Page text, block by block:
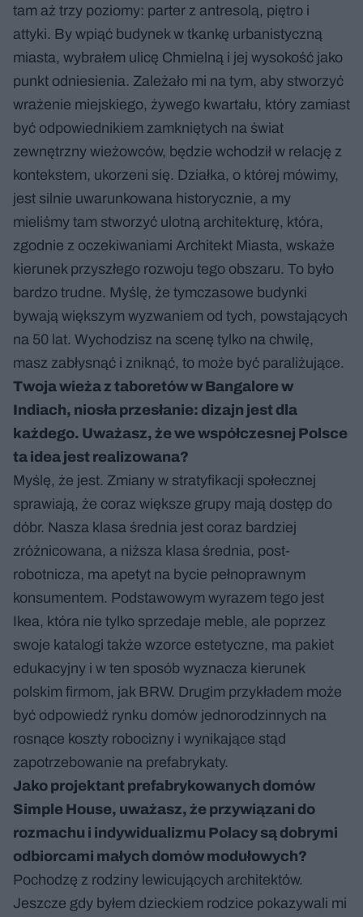
tam aż trzy poziomy: parter z antresolą, piętro i
attyki. By wpiąć budynek w tkankę urbanistyczną
miasta, wybrałem ulicę Chmielną i jej wysokość jako
punkt odniesienia. Zależało mi na tym, aby stworzyć
wrażenie miejskiego, żywego kwartału, który zamiast
być odpowiednikiem zamkniętych na świat
zewnętrzny wieżowców, będzie wchodził w relację z
kontekstem, ukorzeni się. Działka, o której mówimy,
jest silnie uwarunkowana historycznie, a my
mieliśmy tam stworzyć ulotną architekturę, która,
zgodnie z oczekiwaniami Architekt Miasta, wskaże
kierunek przyszłego rozwoju tego obszaru. To było
bardzo trudne. Myślę, że tymczasowe budynki
bywają większym wyzwaniem od tych, powstających
na 50 lat. Wychodzisz na scenę tylko na chwilę,
masz zabłysnąć i zniknąć, to może być paraliżujące.
Twoja wieża z taboretów w Bangalore w
Indiach, niosła przesłanie: dizajn jest dla
każdego. Uważasz, że we współczesnej Polsce
ta idea jest realizowana?
Myślę, że jest. Zmiany w stratyfikacji społecznej
sprawiają, że coraz większe grupy mają dostęp do
dóbr. Nasza klasa średnia jest coraz bardziej
zróżnicowana, a niższa klasa średnia, post-
robotnicza, ma apetyt na bycie pełnoprawnym
konsumentem. Podstawowym wyrazem tego jest
Ikea, która nie tylko sprzedaje meble, ale poprzez
swoje katalogi także wzorce estetyczne, ma pakiet
edukacyjny i w ten sposób wyznacza kierunek
polskim firmom, jak BRW. Drugim przykładem może
być odpowiedź rynku domów jednorodzinnych na
rosnące koszty robocizny i wynikające stąd
zapotrzebowanie na prefabrykaty.
Jako projektant prefabrykowanych domów
Simple House, uważasz, że przywiązani do
rozmachu i indywidualizmu Polacy są dobrymi
odbiorcami małych domów modułowych?
Pochodzę z rodziny lewicujących architektów.
Jeszcze gdy byłem dzieckiem rodzice pokazywali mi